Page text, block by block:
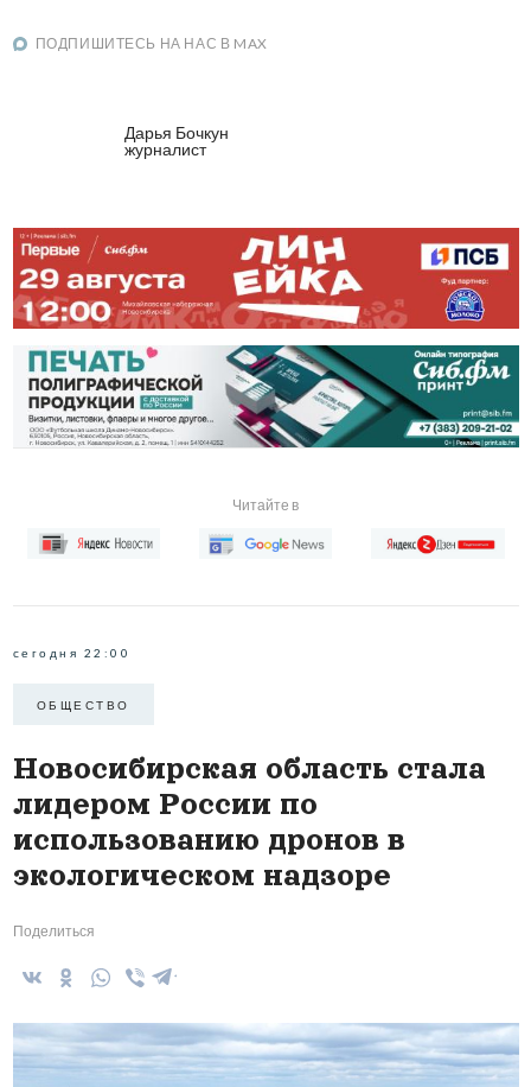
ПОДПИШИТЕСЬ НА НАС В MAX
Дарья Бочкун
журналист
Читайте в
сегодня 22:00
ОБЩЕСТВО
Новосибирская область стала
лидером России по
использованию дронов в
экологическом надзоре
Поделиться